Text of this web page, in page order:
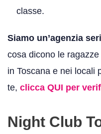
classe.
Siamo un’agenzia
cosa dicono le
in Toscana e nei locali
te, clicca QUI per
Night Club